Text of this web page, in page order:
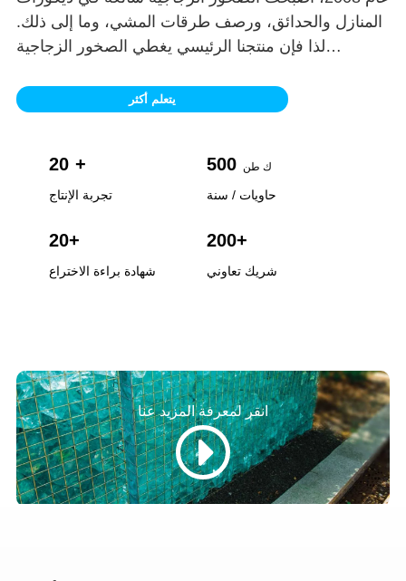
المنازل والحدائق، ورصف طرقات المشي، وما إلى ذلك.
لذا فإن منتجنا الرئيسي يغطي الصخور الزجاجية
والركام الزجاجي، والأحجار الزجاجية، والخرز الزجاجي
يتعلم أكثر
20 +
تجربة الإنتاج
500 ك طن
حاويات / سنة
20+
شهادة براءة الاختراع
200+
شريك تعاوني
انقر لمعرفة المزيد عنا